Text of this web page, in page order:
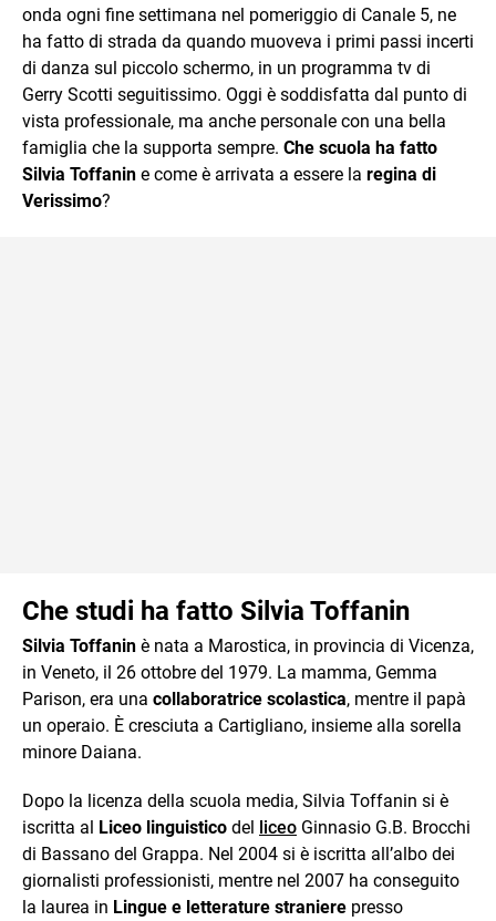
onda ogni fine settimana nel pomeriggio di Canale 5, ne
ha fatto di strada da quando muoveva i primi passi incerti
di danza sul piccolo schermo, in un programma tv di
Gerry Scotti seguitissimo. Oggi è soddisfatta dal punto di
vista professionale, ma anche personale con una bella
famiglia che la supporta sempre. Che scuola ha fatto
Silvia Toffanin e come è arrivata a essere la regina di
Verissimo?
Che studi ha fatto Silvia Toffanin
Silvia Toffanin è nata a Marostica, in provincia di Vicenza,
in Veneto, il 26 ottobre del 1979. La mamma, Gemma
Parison, era una collaboratrice scolastica, mentre il papà
un operaio. È cresciuta a Cartigliano, insieme alla sorella
minore Daiana.
Dopo la licenza della scuola media, Silvia Toffanin si è
iscritta al Liceo linguistico del liceo Ginnasio G.B. Brocchi
di Bassano del Grappa. Nel 2004 si è iscritta all’albo dei
giornalisti professionisti, mentre nel 2007 ha conseguito
la laurea in Lingue e letterature straniere presso